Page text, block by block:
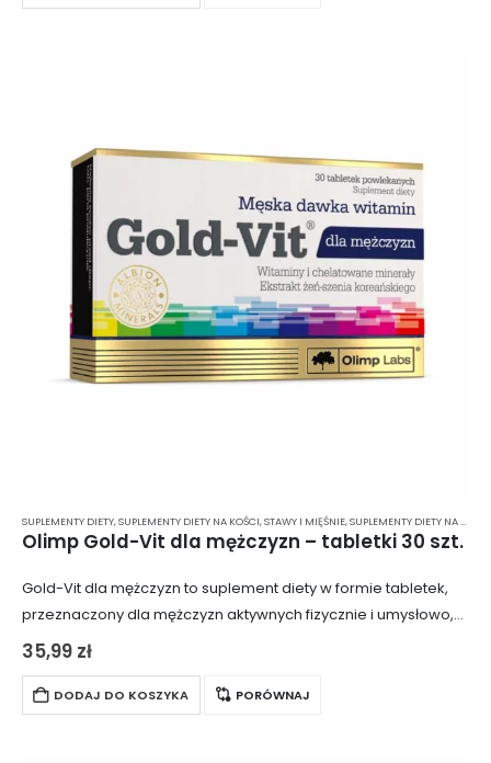
SUPLEMENTY DIETY,SUPLEMENTY DIETY NA KOŚCI, STAWY I MIĘŚNIE,SUPLEMENTY DIETY NA ODPORNOŚĆ
Olimp Gold-Vit dla mężczyzn – tabletki 30 szt.
Gold-Vit dla mężczyzn to suplement diety w formie tabletek,
przeznaczony dla mężczyzn aktywnych fizycznie i umysłowo,
którzy pragną utrzymać prawidłowy poziom witalności.
Produkt zawiera kompleks witamin i minerałów, które
wspierają…
35,99 zł
DODAJ DO KOSZYKA PORÓWNAJ